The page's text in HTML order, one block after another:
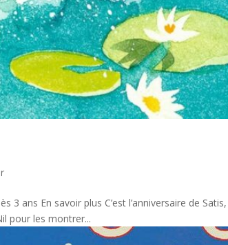
ans En savoir plus C’est l’anniversaire de
pour les montrer...